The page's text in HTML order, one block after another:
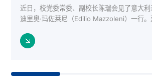
近日，校党委常委、副校长陈瑞会见了意大
迪里奥·玛佐莱尼（Edilio Mazzoleni）一行。
利来...